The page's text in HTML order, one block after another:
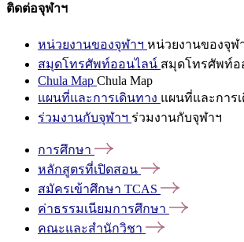
ติดต่อจุฬาฯ
หน่วยงานของจุฬาฯ หน่วยงานของจุฬ
สมุดโทรศัพท์ออนไลน์ สมุดโทรศัพท์อ
Chula Map Chula Map
แผนที่และการเดินทาง แผนที่และการ
ร่วมงานกับจุฬาฯ ร่วมงานกับจุฬาฯ
การศึกษา
หลักสูตรที่เปิดสอน
สมัครเข้าศึกษา TCAS
ค่าธรรมเนียมการศึกษา
คณะและสำนักวิชา